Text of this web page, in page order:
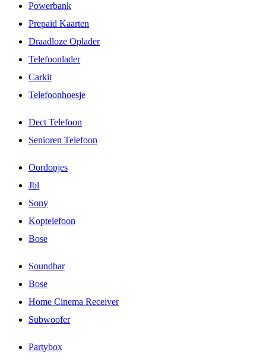
Powerbank
Prepaid Kaarten
Draadloze Oplader
Telefoonlader
Carkit
Telefoonhoesje
Dect Telefoon
Senioren Telefoon
Oordopjes
Jbl
Sony
Koptelefoon
Bose
Soundbar
Bose
Home Cinema Receiver
Subwoofer
Partybox